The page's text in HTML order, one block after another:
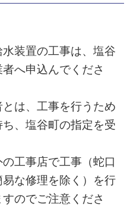
装置の工事は、塩谷
へ申込んでくださ
は、工事を行うため
、塩谷町の指定を受
工事店で工事（蛇口
な修理を除く）を行
のでご注意くださ